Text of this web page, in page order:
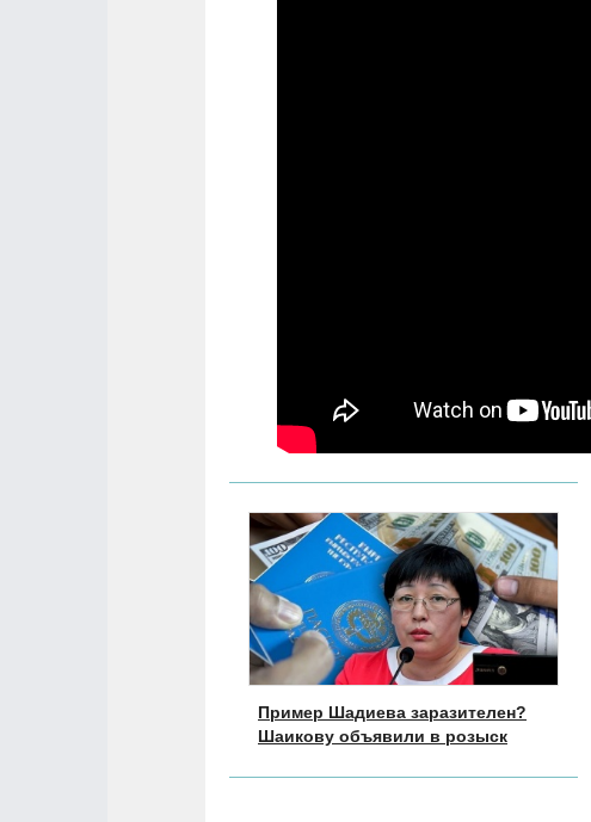
Пример Шадиева заразителен?
Шаикову объявили в розыск